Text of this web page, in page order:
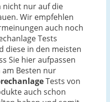
nicht nur auf die
Wir empfehlen
auch noch
Tests
diese in den meisten
Sie hier aufpassen
am Besten nur
Tests von
auch schon